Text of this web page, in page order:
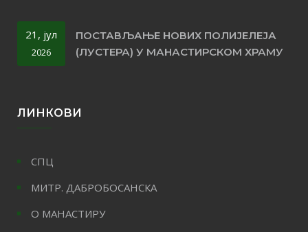
21, јул
2026
ПОСТАВЉАЊЕ НОВИХ ПОЛИЈЕЛЕЈА
(ЛУСТЕРА) У МАНАСТИРСКОМ ХРАМУ
ЛИНКОВИ
СПЦ
МИТР. ДАБРОБОСАНСКА
О МАНАСТИРУ